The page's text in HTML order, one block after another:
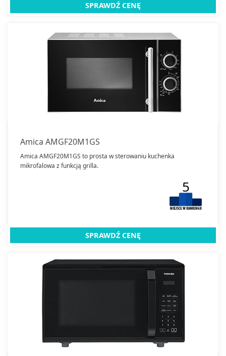
SPRAWDŹ CENĘ
Amica AMGF20M1GS
Amica AMGF20M1GS to prosta w sterowaniu kuchenka
mikrofalowa z funkcją grilla.
5
SPRAWDŹ CENĘ